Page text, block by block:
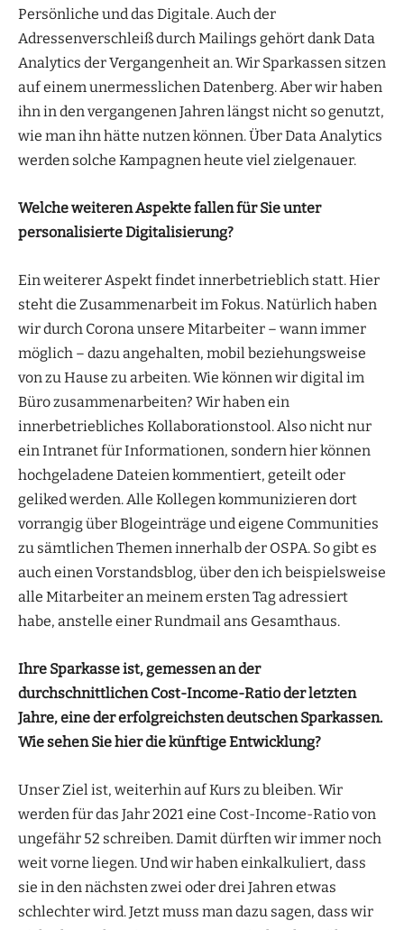
Persönliche und das Digitale. Auch der
Adressenverschleiß durch Mailings gehört dank Data
Analytics der Vergangenheit an. Wir Sparkassen sitzen
auf einem unermesslichen Datenberg. Aber wir haben
ihn in den vergangenen Jahren längst nicht so genutzt,
wie man ihn hätte nutzen können. Über Data Analytics
werden solche Kampagnen heute viel zielgenauer.
Welche weiteren Aspekte fallen für Sie unter
personalisierte Digitalisierung?
Ein weiterer Aspekt findet innerbetrieblich statt. Hier
steht die Zusammenarbeit im Fokus. Natürlich haben
wir durch Corona unsere Mitarbeiter – wann immer
möglich – dazu angehalten, mobil beziehungsweise
von zu Hause zu arbeiten. Wie können wir digital im
Büro zusammenarbeiten? Wir haben ein
innerbetriebliches Kollaborationstool. Also nicht nur
ein Intranet für Informationen, sondern hier können
hochgeladene Dateien kommentiert, geteilt oder
geliked werden. Alle Kollegen kommunizieren dort
vorrangig über Blogeinträge und eigene Communities
zu sämtlichen Themen innerhalb der OSPA. So gibt es
auch einen Vorstandsblog, über den ich beispielsweise
alle Mitarbeiter an meinem ersten Tag adressiert
habe, anstelle einer Rundmail ans Gesamthaus.
Ihre Sparkasse ist, gemessen an der
durchschnittlichen Cost-Income-Ratio der letzten
Jahre, eine der erfolgreichsten deutschen Sparkassen.
Wie sehen Sie hier die künftige Entwicklung?
Unser Ziel ist, weiterhin auf Kurs zu bleiben. Wir
werden für das Jahr 2021 eine Cost-Income-Ratio von
ungefähr 52 schreiben. Damit dürften wir immer noch
weit vorne liegen. Und wir haben einkalkuliert, dass
sie in den nächsten zwei oder drei Jahren etwas
schlechter wird. Jetzt muss man dazu sagen, dass wir